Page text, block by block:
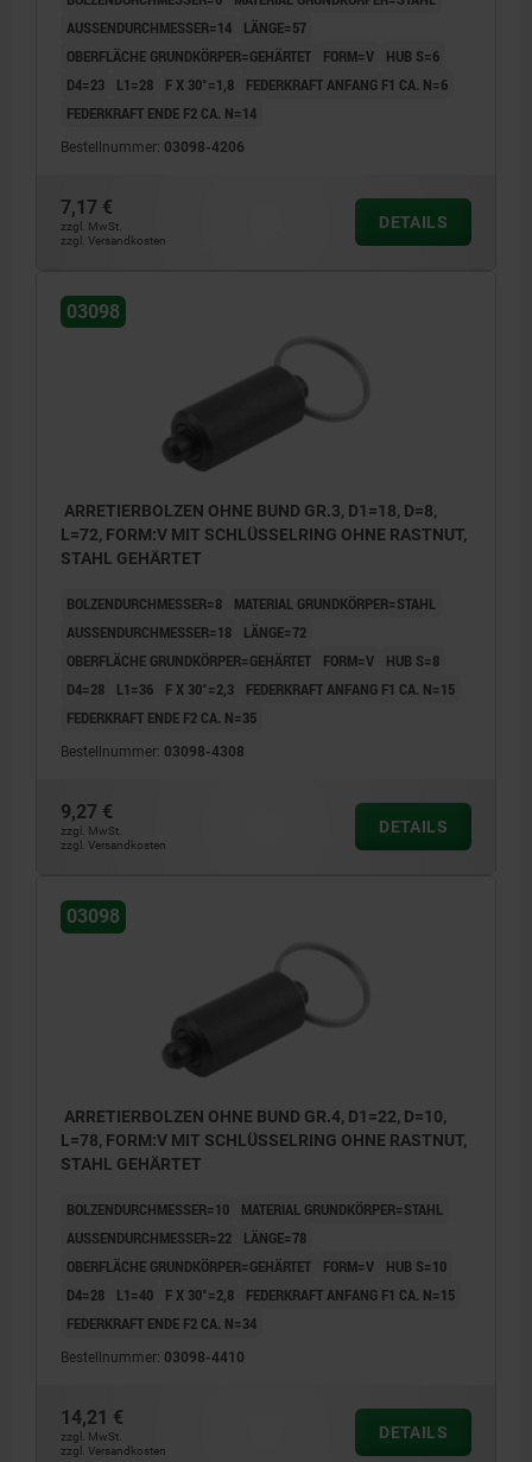
AUSSENDURCHMESSER=14
LÄNGE=57
OBERFLÄCHE GRUNDKÖRPER=GEHÄRTET
FORM=V
HUB S=6
D4=23
L1=28 F X 30°=1,8
FEDERKRAFT ANFANG F1 CA. N=6
FEDERKRAFT ENDE F2 CA. N=14
Bestellnummer: 03098-4206
7,17 €
zzgl. MwSt.
zzgl. Versandkosten
DETAILS
03098
ARRETIERBOLZEN OHNE BUND GR.3, D1=18, D=8,
L=72, FORM:V MIT SCHLÜSSELRING OHNE RASTNUT,
STAHL GEHÄRTET
BOLZENDURCHMESSER=8
MATERIAL GRUNDKÖRPER=STAHL
AUSSENDURCHMESSER=18
LÄNGE=72
OBERFLÄCHE GRUNDKÖRPER=GEHÄRTET
FORM=V
HUB S=8
D4=28
L1=36 F X 30°=2,3
FEDERKRAFT ANFANG F1 CA. N=15
FEDERKRAFT ENDE F2 CA. N=35
Bestellnummer: 03098-4308
9,27 €
zzgl. MwSt.
zzgl. Versandkosten
DETAILS
03098
ARRETIERBOLZEN OHNE BUND GR.4, D1=22, D=10,
L=78, FORM:V MIT SCHLÜSSELRING OHNE RASTNUT,
STAHL GEHÄRTET
BOLZENDURCHMESSER=10
MATERIAL GRUNDKÖRPER=STAHL
AUSSENDURCHMESSER=22
LÄNGE=78
OBERFLÄCHE GRUNDKÖRPER=GEHÄRTET
FORM=V
HUB S=10
D4=28
L1=40 F X 30°=2,8
FEDERKRAFT ANFANG F1 CA. N=15
FEDERKRAFT ENDE F2 CA. N=34
Bestellnummer: 03098-4410
14,21 €
zzgl. MwSt.
zzgl. Versandkosten
DETAILS